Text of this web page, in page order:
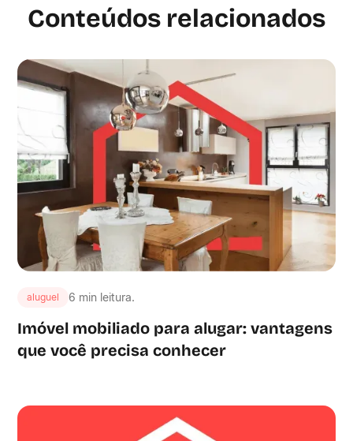
Conteúdos relacionados
aluguel 6 min leitura.
Imóvel mobiliado para alugar: vantagens
que você precisa conhecer